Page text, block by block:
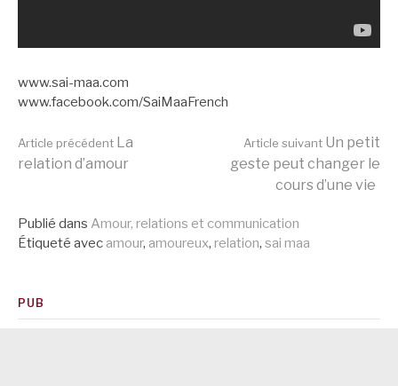
www.sai-maa.com
www.facebook.com/SaiMaaFrench
Lire
la
Article précédent La
relation d’amour
Article suivant Un petit
geste peut changer le
cours d’une vie
Publié dans Amour, relations et communication
Étiqueté avec amour, amoureux, relation, sai maa
PUB